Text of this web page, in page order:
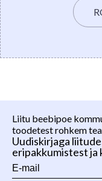
Liitu beebipoe
toodetest rohkem
Uudiskirjaga
eripakkumistest ja
E-
mail